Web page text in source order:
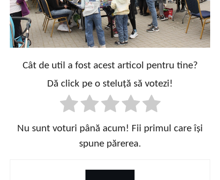
Cât de util a fost acest articol pentru tine?
Dă click pe o steluță să votezi!
Nu sunt voturi până acum! Fii primul care își
spune părerea.